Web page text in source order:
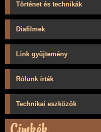
Történet és technikák
Diafilmek
Link gyűjtemény
Rólunk írták
Technikai eszközök